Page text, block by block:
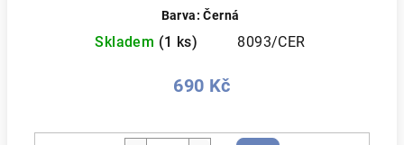
Barva: Černá
Skladem (1 ks) 8093/CER
690 Kč